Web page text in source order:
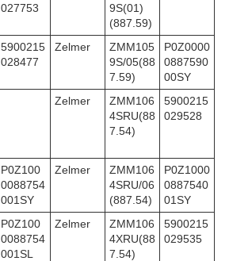
027753
9S(01)
(887.59)
5900215
028477
Zelmer
ZMM105
9S/05(88
7.59)
P0Z0000
0887590
00SY
Zelmer
ZMM106
4SRU(88
7.54)
5900215
029528
P0Z100
0088754
001SY
Zelmer
ZMM106
4SRU/06
(887.54)
P0Z1000
0887540
01SY
P0Z100
0088754
001SL
Zelmer
ZMM106
4XRU(88
7.54)
5900215
029535